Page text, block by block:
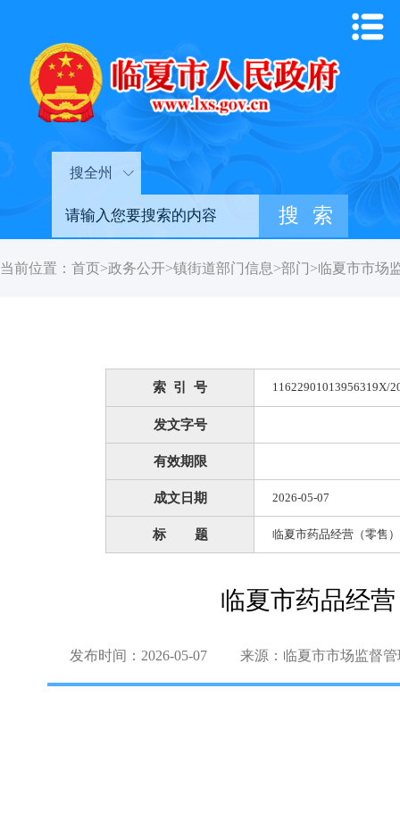
搜全州
当前位置： 首页>政务公开>镇街道部门信息>部门>临夏市市场
索 引 号 11622901013956319X/
发文字号
有效期限
成文日期 2026-05-07
标 题 临夏市药品经营（零售
临夏市药品经
发布时间：2026-05-07 来源：临夏市市场监督